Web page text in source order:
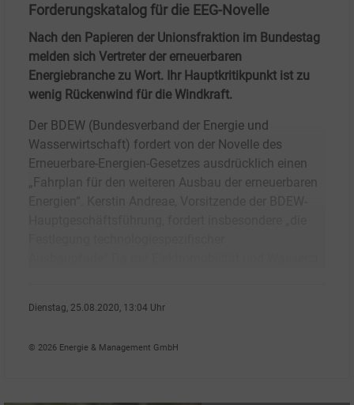
Forderungskatalog für die EEG-Novelle
Nach den Papieren der Unionsfraktion im Bundestag
melden sich Vertreter der erneuerbaren
Energiebranche zu Wort. Ihr Hauptkritikpunkt ist zu
wenig Rückenwind für die Windkraft.
Der BDEW (Bundesverband der Energie und
Wasserwirtschaft) fordert von der Novelle des
Erneuerbare-Energien-Gesetzes ausdrücklich einen
„Fahrplan für den weiteren Ausbau der erneuerbaren
Dienstag, 25.08.2020, 13:04 Uhr
© 2026 Energie & Management GmbH